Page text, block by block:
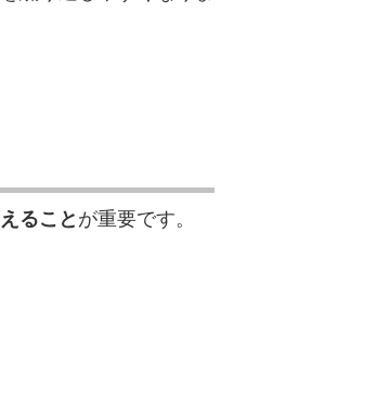
ることが重要です。